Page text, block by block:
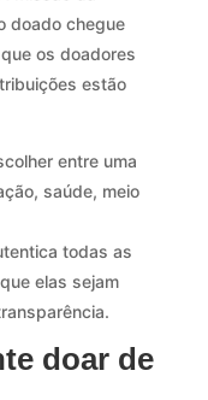
doado chegue
os doadores
estão
entre uma
saúde, meio
todas as
elas sejam
doar de